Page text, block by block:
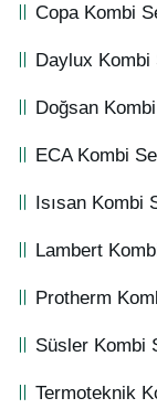
Copa Kombi
Daylux Kombi
Doğsan
ECA Kombi
Isısan Kombi
Lambert
Protherm
Süsler Kombi
Termoteknik